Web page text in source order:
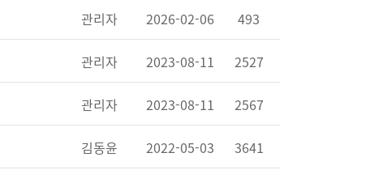
관리자 2026-02-06 493
관리자 2023-08-11 2527
관리자 2023-08-11 2567
김동윤 2022-05-03 3641